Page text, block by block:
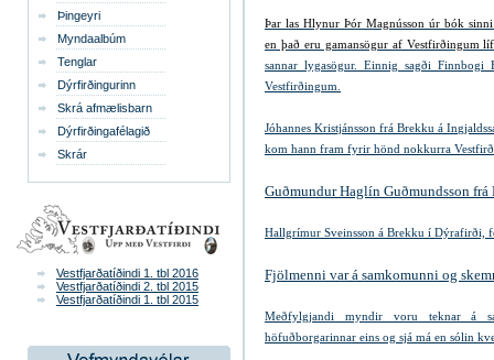
Þingeyri
Myndaalbúm
Tenglar
Dýrfirðingurinn
Skrá afmælisbarn
Dýrfirðingafélagið
Skrár
Vestfjarðatíðindi 1. tbl 2016
Vestfjarðatíðindi 2. tbl 2015
Vestfjarðatíðindi 1. tbl 2015
Þar las Hlynur Þór Magnússon úr bók
en það eru gamansögur af Vestfirðingum
sannar lygasögur.
Einnig sagði Finnbogi
Vestfirðingum.
Jóhannes Kristjánsson frá Brekku á
kom hann fram fyrir hönd nokkurra
Guðmundur Haglín Guðmundsson
Hallgrímur Sveinsson á Brekku í Dýrafirði,
Fjölmenni var á samkomunni og
Meðfylgjandi myndir voru teknar á
höfuðborgarinnar eins og sjá má en sólin